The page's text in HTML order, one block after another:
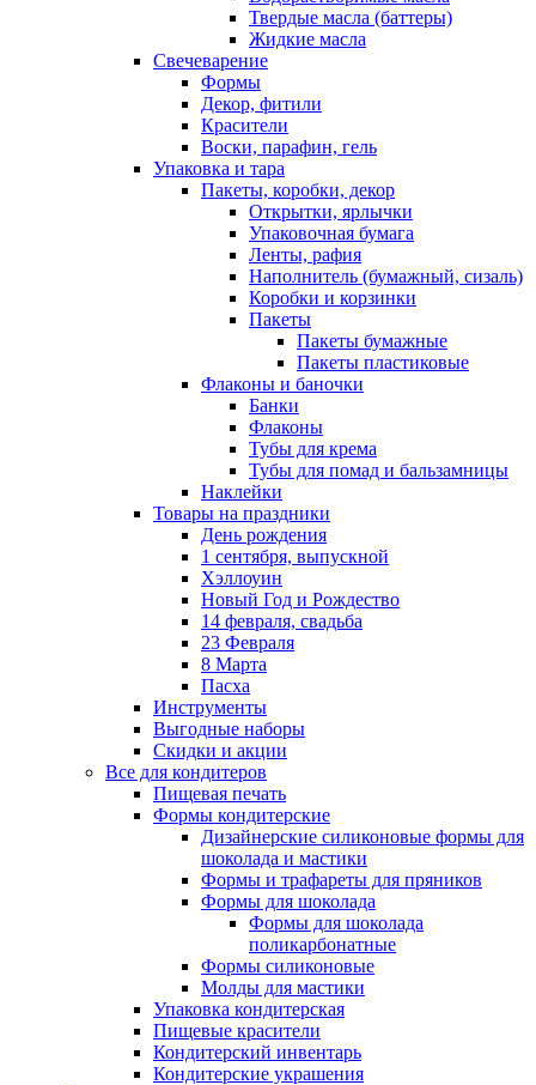
Твердые масла (баттеры)
Жидкие масла
Свечеварение
Формы
Декор, фитили
Красители
Воски, парафин, гель
Упаковка и тара
Пакеты, коробки, декор
Открытки, ярлычки
Упаковочная бумага
Ленты, рафия
Наполнитель (бумажный, сизаль)
Коробки и корзинки
Пакеты
Пакеты бумажные
Пакеты пластиковые
Флаконы и баночки
Банки
Флаконы
Тубы для крема
Тубы для помад и бальзамницы
Наклейки
Товары на праздники
День рождения
1 сентября, выпускной
Хэллоуин
Новый Год и Рождество
14 февраля, свадьба
23 Февраля
8 Марта
Пасха
Инструменты
Выгодные наборы
Скидки и акции
Все для кондитеров
Пищевая печать
Формы кондитерские
Дизайнерские силиконовые формы для
шоколада и мастики
Формы и трафареты для пряников
Формы для шоколада
Формы для шоколада
поликарбонатные
Формы силиконовые
Молды для мастики
Упаковка кондитерская
Пищевые красители
Кондитерский инвентарь
Кондитерские украшения